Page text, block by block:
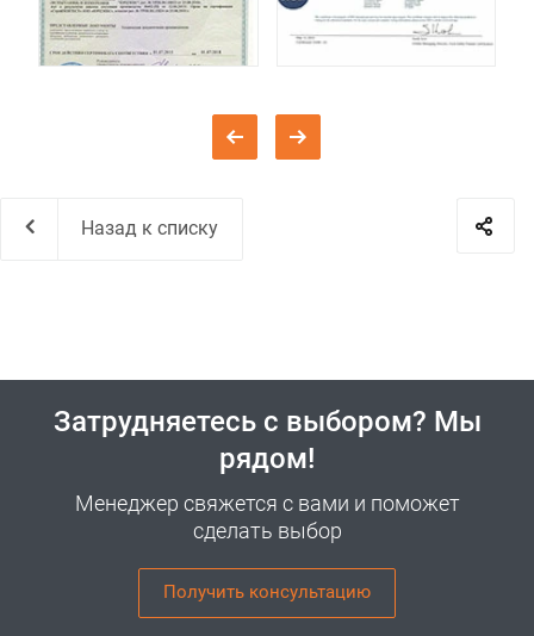
Назад к списку
Затрудняетесь с выбором? Мы
рядом!
Менеджер свяжется с вами и поможет
сделать выбор
Получить консультацию